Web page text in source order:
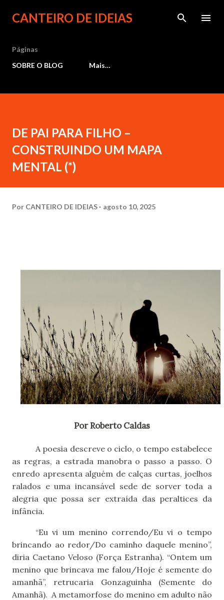
Pular para o conteúdo principal
CANTEIRO DE IDEIAS
Páginas
SOBRE O BLOG
Mais…
DE PAI PARA FILHO –
CONSTRUINDO UM MAPA
MENTAL (*)
Por CANTEIRO DE IDEIAS agosto 10, 2025
Por Roberto Caldas
A poesia descreve o ciclo, o tempo estabelece
as regras, a estrada manobra o passo a passo. O
enredo apresenta alguém de calças curtas, joelhos
ralados e uma incansável sede de sorver toda a
alegria que possa ser extraída das peraltices da
infância.
“Eu vi um menino correndo/Eu vi o tempo
brincando ao redor/Do caminho daquele menino”,
diria Caetano Veloso (Força Estranha). “Ontem um
menino que brincava me falou/Hoje é semente do
amanhã”, retrucaria Gonzaguinha (Semente do
Amanhã). A metamorfose do menino em adulto não